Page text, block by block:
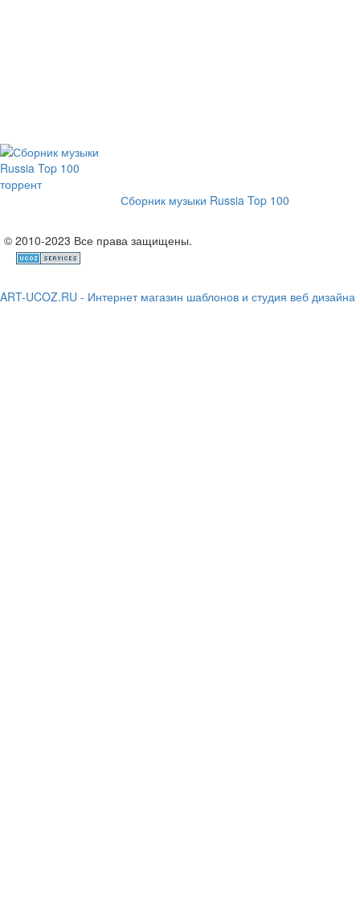
Сборник музыки Russia Top 100
© 2010-2023 Все права защищены.
ART-UCOZ.RU - Интернет магазин шаблонов и студия веб дизайна